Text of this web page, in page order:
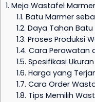
1. Meja Wastafel
1.1. Batu Marmer
1.2. Daya Tahan
1.3. Proses Produksi
1.4. Cara Perawatan
1.5. Spesifikasi Ukuran
1.6. Harga yang
1.7. Cara Order
1.8. Tips Memilih